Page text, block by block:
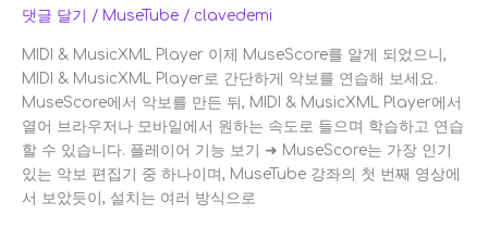
댓글 달기 / MuseTube / clavedemi
MIDI & MusicXML Player 이제 MuseScore를 알게 되었으니,
MIDI & MusicXML Player로 간단하게 악보를 연습해 보세요.
MuseScore에서 악보를 만든 뒤, MIDI & MusicXML Player에서
열어 브라우저나 모바일에서 원하는 속도로 들으며 학습하고 연습
할 수 있습니다. 플레이어 기능 보기 ➜ MuseScore는 가장 인기
있는 악보 편집기 중 하나이며, MuseTube 강좌의 첫 번째 영상에
서 보았듯이, 설치는 여러 방식으로
용
나
요?